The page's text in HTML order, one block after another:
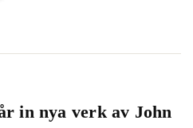
in nya verk av John